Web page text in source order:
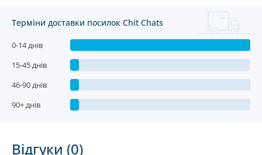
Терміни доставки посилок Chit Chats
0-14 днів
15-45 днів
46-90 днів
90+ днів
Відгуки (0)